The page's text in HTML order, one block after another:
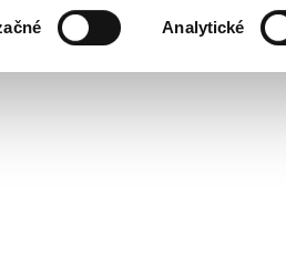
Analytické